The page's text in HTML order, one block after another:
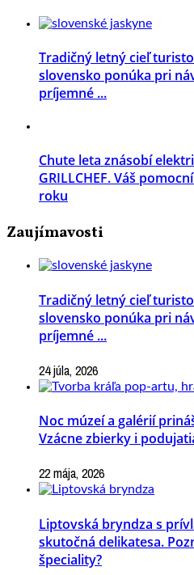
Tradičný letný cieľ
slovensko ponúka pri
príjemné ...
Chute leta znásobí
GRILLCHEF. Váš
roku
Zaujímavosti
Tradičný letný cieľ
slovensko ponúka pri
príjemné ...
24 júla, 2026
Noc múzeí a galérií
Vzácne zbierky i
22 mája, 2026
Liptovská bryndza s
skutočná delikatesa.
špeciality?